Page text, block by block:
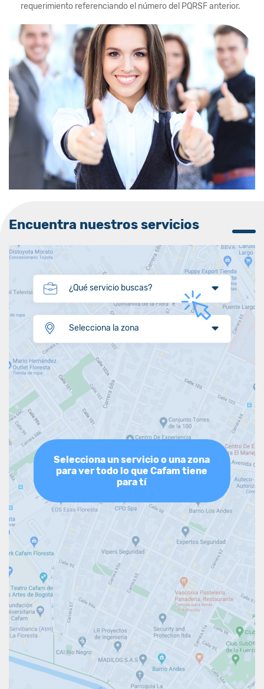
requerimiento referenciando el número del PQRSF anterior.
Encuentra nuestros servicios
¿Qué servicio buscas?
Selecciona la zona
Selecciona un servicio o una zona
para ver todo lo que Cafam tiene
para tí